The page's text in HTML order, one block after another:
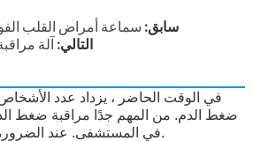
سابق: سماعة أمراض القلب
التالي: آلة
في الوقت الحاضر ، يزداد عدد الأشخاص
ضغط الدم. من المهم جدًا مراقبة ضغط
في المستشفى. عند الضرورة ، يجب أن تتناول الدواء.